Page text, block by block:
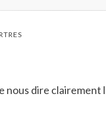
nous dire